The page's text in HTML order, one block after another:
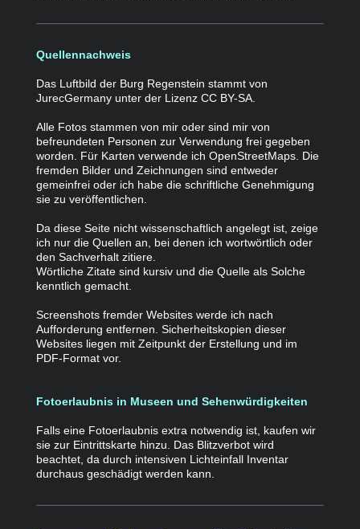
Quellennachweis
Das Luftbild der Burg Regenstein stammt von
JurecGermany unter der Lizenz CC BY-SA.
Alle Fotos stammen von mir oder sind mir von
befreundeten Personen zur Verwendung frei gegeben
worden. Für Karten verwende ich OpenStreetMaps. Die
fremden Bilder und Zeichnungen sind entweder
gemeinfrei oder ich habe die schriftliche Genehmigung
sie zu veröffentlichen.
Da diese Seite nicht wissenschaftlich angelegt ist, zeige
ich nur die Quellen an, bei denen ich wortwörtlich oder
den Sachverhalt zitiere.
Wörtliche Zitate sind kursiv und die Quelle als Solche
kenntlich gemacht.
Screenshots fremder Websites werde ich nach
Aufforderung entfernen. Sicherheitskopien dieser
Websites liegen mit Zeitpunkt der Erstellung und im
PDF-Format vor.
Fotoerlaubnis in Museen und Sehenwürdigkeiten
Falls eine Fotoerlaubnis extra notwendig ist, kaufen wir
sie zur Eintrittskarte hinzu. Das Blitzverbot wird
beachtet, da durch intensiven Lichteinfall Inventar
durchaus geschädigt werden kann.